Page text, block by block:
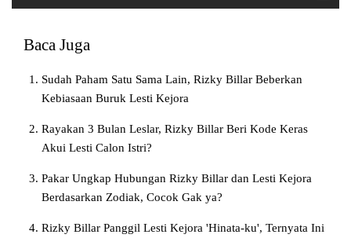
Baca Juga
Sudah Paham Satu Sama Lain, Rizky Billar Beberkan
Kebiasaan Buruk Lesti Kejora
Rayakan 3 Bulan Leslar, Rizky Billar Beri Kode Keras
Akui Lesti Calon Istri?
Pakar Ungkap Hubungan Rizky Billar dan Lesti Kejora
Berdasarkan Zodiak, Cocok Gak ya?
Rizky Billar Panggil Lesti Kejora 'Hinata-ku', Ternyata Ini